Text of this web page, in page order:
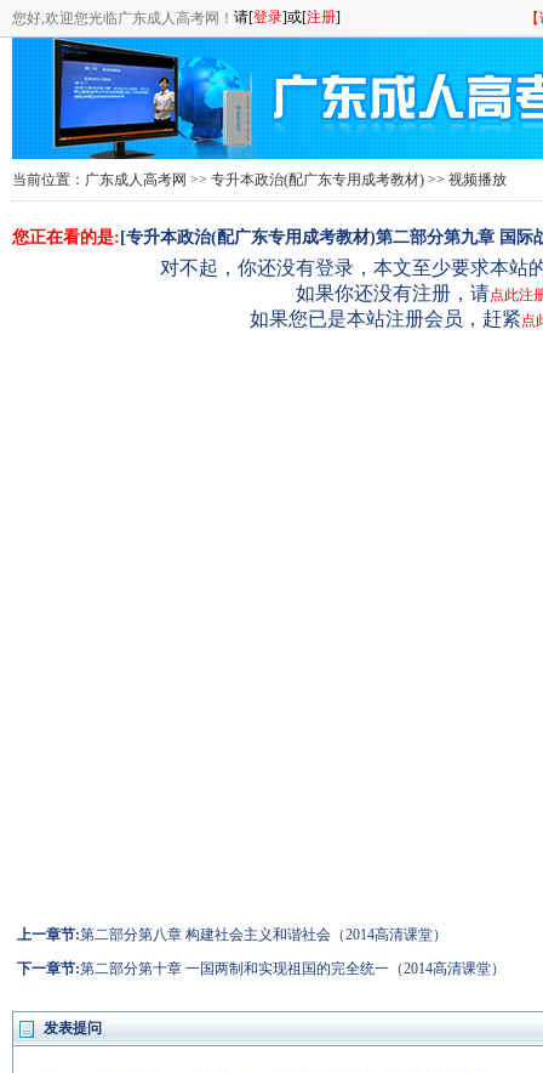
您好,欢迎您光临广东成人高考网！
当前位置： 广东成人高考网 >> 专升本政治(配广东专用成考教材) >> 视频播放
您正在看的是: [专升本政治(配广东专用成考教材)第二部分第九章 国际
对不起，你还没有登录，本文至少要求本站
如果你还没有注册，请点此注
如果您已是本站注册会员，赶紧点
上一章节:第二部分第八章 构建社会主义和谐社会（2014高清课堂）
下一章节:第二部分第十章 一国两制和实现祖国的完全统一（2014高清课堂）
发表提问